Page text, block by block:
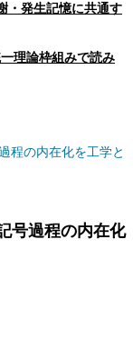
・発生記憶に共通す
理論枠組みで読み
程の内在化を工学と
号過程の内在化